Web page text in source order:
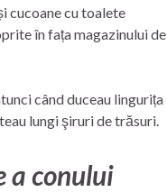
cucoane cu toalete
în fața magazinului de
când duceau lingurița
lungi şiruri de trăsuri.
a conului